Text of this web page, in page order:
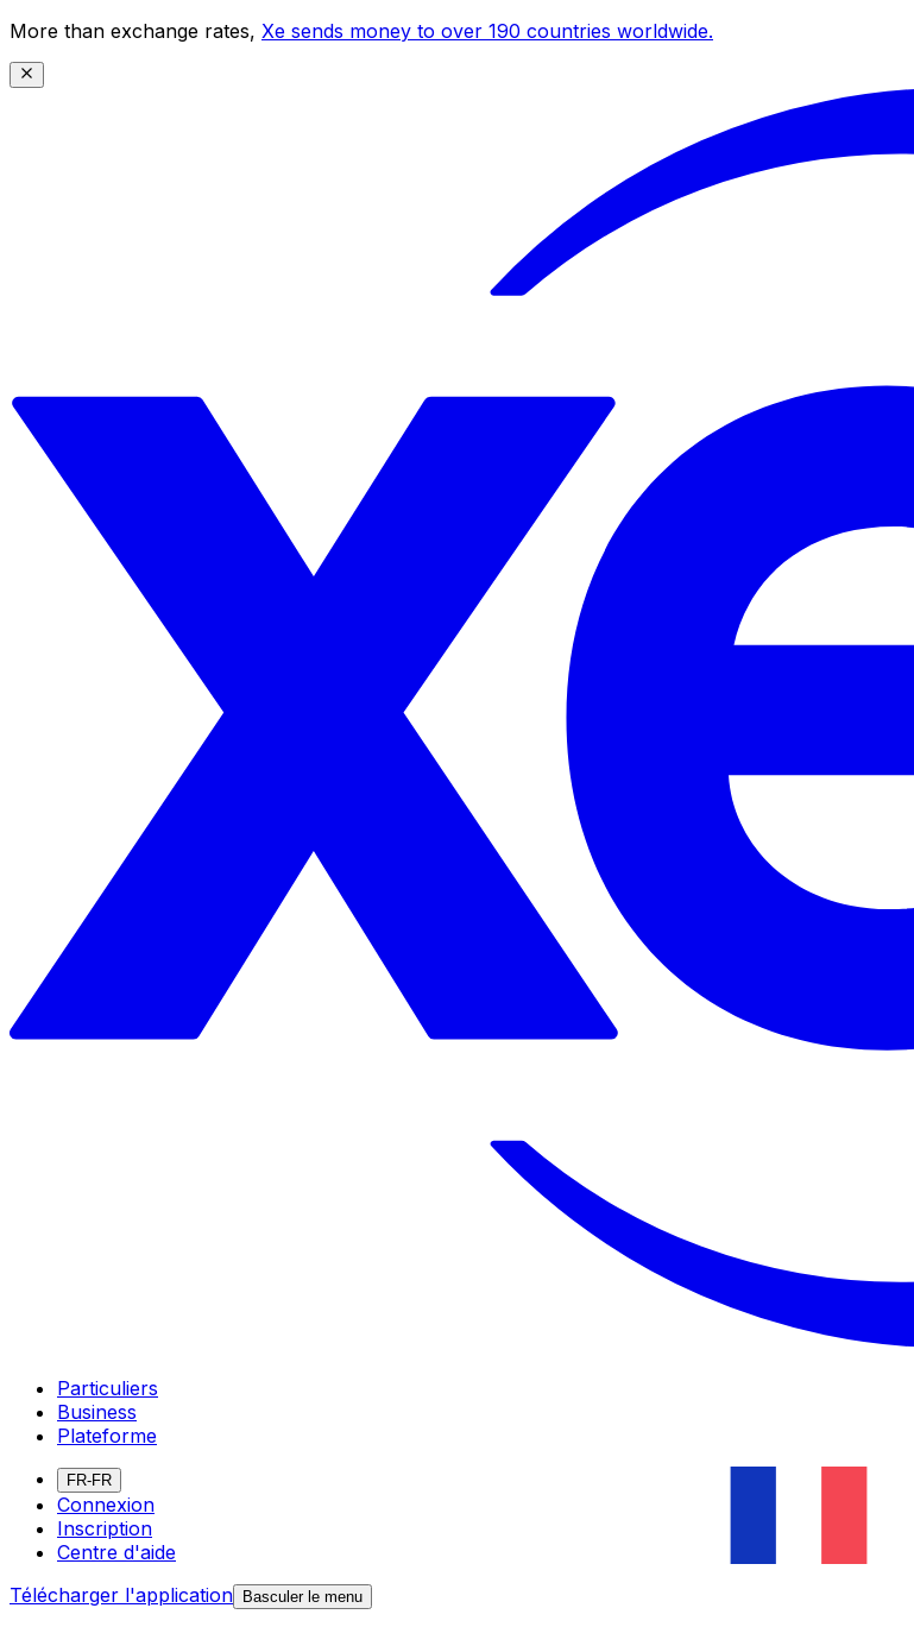
More than exchange rates, Xe sends money to over 190 countries worldwide.
Particuliers
Business
Plateforme
FR-FR
Connexion
Inscription
Centre d'aide
Télécharger l'application
Basculer le menu